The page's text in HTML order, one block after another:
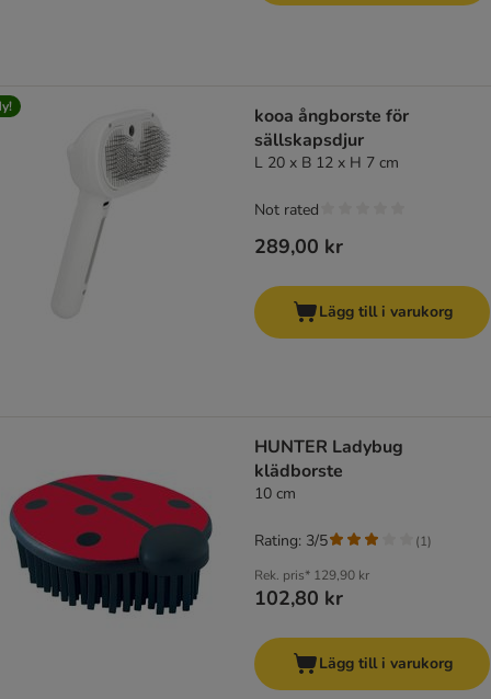
kooa ångborste för
sällskapsdjur
L 20 x B 12 x H 7 cm
289,00 kr
Not rated
Lägg till i varukorg
HUNTER Ladybug
klädborste
10 cm
Rek. pris* 129,90 kr
102,80 kr
Rating: 3/5 (1)
Lägg till i varukorg